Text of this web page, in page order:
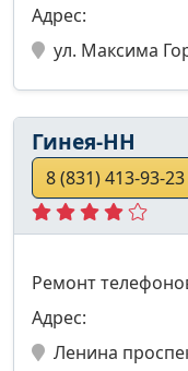
Адрес:
ул. Максима
Гинея-НН
8 (831) 413-93-23
Ремонт
Адрес:
Ленина